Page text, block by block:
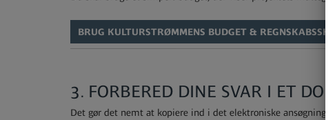
BRUG KULTURSTRØMMENS BUDGET &
3. FORBERED DINE SVAR I ET
Det gør det nemt at kopiere ind i det elektroniske